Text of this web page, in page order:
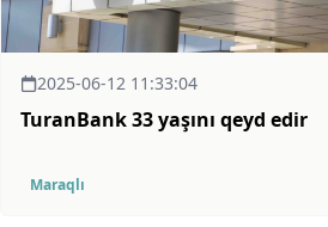
2025-06-12 11:33:04
TuranBank 33 yaşını qeyd edir
Maraqlı